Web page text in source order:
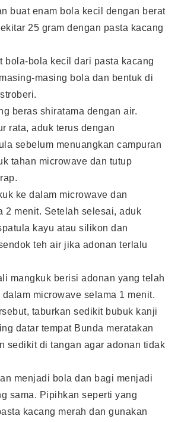
buat enam bola kecil dengan berat
25 gram dengan pasta kacang
bola-bola kecil dari pasta kacang
masing bola dan bentuk di
beras shiratama dengan air.
rata, aduk terus dengan
sebelum menuangkan campuran
tahan microwave dan tutup
ke dalam microwave dan
2 menit. Setelah selesai, aduk
kayu atau silikon dan
teh air jika adonan terlalu
mangkuk berisi adonan yang telah
microwave selama 1 menit.
taburkan sedikit bubuk kanji
datar tempat Bunda meratakan
sedikit di tangan agar adonan tidak
menjadi bola dan bagi menjadi
sama. Pipihkan seperti yang
kacang merah dan gunakan